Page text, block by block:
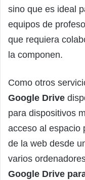
sino que es ideal
equipos de
que requiera
la componen.
Como otros
Google Drive
para dispositivos
acceso al espacio
de la web desde
varios
Google Drive